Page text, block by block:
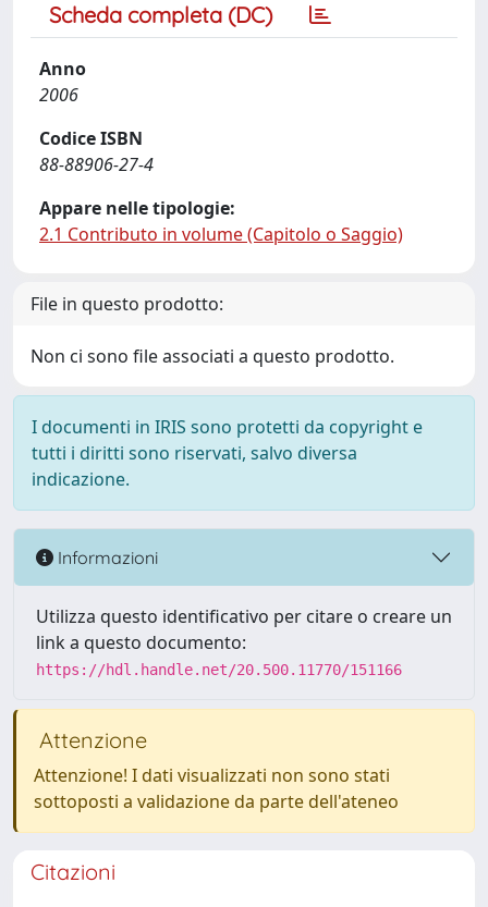
Scheda completa (DC)
Anno
2006
Codice ISBN
88-88906-27-4
Appare nelle tipologie:
2.1 Contributo in volume (Capitolo o Saggio)
File in questo prodotto:
Non ci sono file associati a questo prodotto.
I documenti in IRIS sono protetti da copyright e
tutti i diritti sono riservati, salvo diversa
indicazione.
Informazioni
Utilizza questo identificativo per citare o creare un
link a questo documento:
https://hdl.handle.net/20.500.11770/151166
Attenzione
Attenzione! I dati visualizzati non sono stati
sottoposti a validazione da parte dell'ateneo
Citazioni